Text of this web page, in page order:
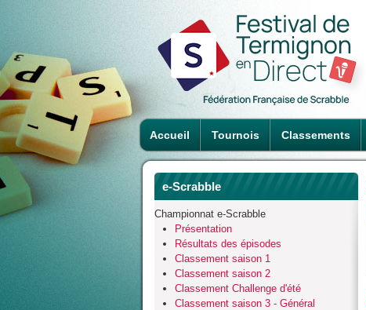
Accueil Tournois Classements
e-Scrabble
Championnat e-Scrabble
Présentation
Résultats des épisodes
Classement saison 1
Classement saison 2
Classement Challenge d'été
Classement saison 3 - Général